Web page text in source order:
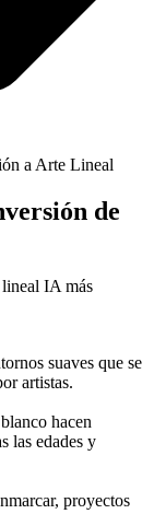
a Arte Lineal
de
IA más
suaves que se
artistas.
hacen
las edades y
proyectos